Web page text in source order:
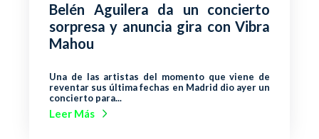
Belén Aguilera da un concierto
sorpresa y anuncia gira con Vibra
Mahou
Una de las artistas del momento que viene de
reventar sus última fechas en Madrid dio ayer un
concierto para...
Leer Más